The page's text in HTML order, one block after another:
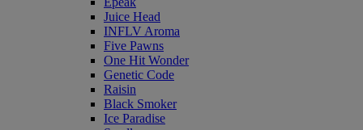
Juice Head
INFLV Aroma
Five Pawns
One Hit Wonder
Genetic Code
Raisin
Black Smoker
Ice Paradise